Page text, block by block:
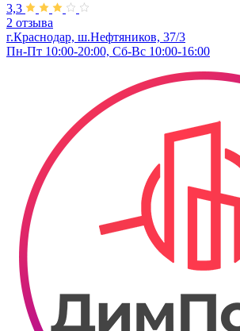
3,3
2 отзыва
г.Краснодар, ш.Нефтяников, 37/3
Пн-Пт 10:00-20:00, Сб-Вс 10:00-16:00